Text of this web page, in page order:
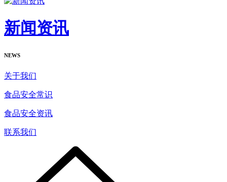
新闻资讯
NEWS
关于我们
食品安全常识
食品安全资讯
联系我们